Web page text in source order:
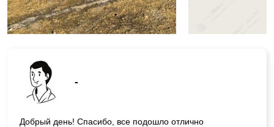
-
Добрый день! Спасибо, все подошло отлично